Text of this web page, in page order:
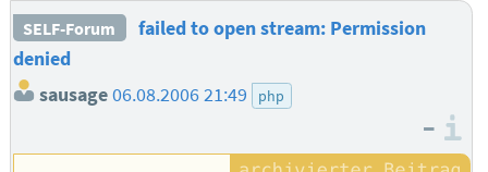
SELF-Forum
failed to open stream: Permission
denied
sausage 06.08.2006 21:49 php
–